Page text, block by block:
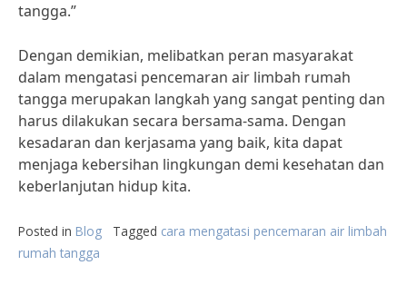
tangga.”
Dengan demikian, melibatkan peran masyarakat
dalam mengatasi pencemaran air limbah rumah
tangga merupakan langkah yang sangat penting dan
harus dilakukan secara bersama-sama. Dengan
kesadaran dan kerjasama yang baik, kita dapat
menjaga kebersihan lingkungan demi kesehatan dan
keberlanjutan hidup kita.
Posted in Blog Tagged cara mengatasi pencemaran air limbah
rumah tangga